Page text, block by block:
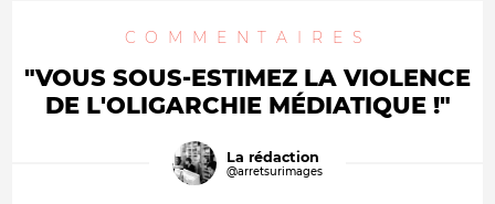
COMMENTAIRES
"VOUS SOUS-ESTIMEZ LA VIOLENCE
DE L'OLIGARCHIE MÉDIATIQUE !"
La rédaction
@arretsurimages